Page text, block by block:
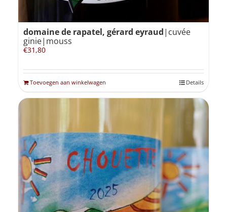
domaine de rapatel, gérard eyraud|cuvée
ginie|mouss
€31,80
Toevoegen aan winkelwagen Details